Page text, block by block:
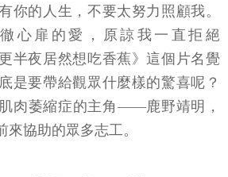
你的人生，不要太努力照顧我。
心扉的愛，原諒我一直拒絕
半夜居然想吃香蕉》這個片名覺
是要帶給觀眾什麼樣的驚喜呢？
肉萎縮症的主角——鹿野靖明，
協助的眾多志工。